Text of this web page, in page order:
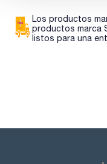
Los productos
productos marca
listos para una